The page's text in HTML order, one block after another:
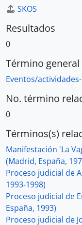
SKOS
Resultados
0
Término general
Eventos/
No. término
0
Términos(s)
Manifestación 'La
(Madrid, España,
Proceso judicial de
1993-1998)
Proceso judicial de
España, 1993)
Proceso judicial de